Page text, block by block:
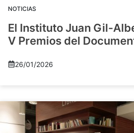
NOTICIAS
El Instituto Juan Gil-
V Premios del
26/01/2026